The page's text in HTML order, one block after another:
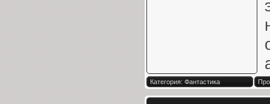
Категория: Фантастика